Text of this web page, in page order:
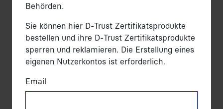
Behörden.
Sie können hier D-Trust Zertifikatsprodukte
bestellen und ihre D-Trust Zertifikatsprodukte
sperren und reklamieren. Die Erstellung eines
eigenen Nutzerkontos ist erforderlich.
Email